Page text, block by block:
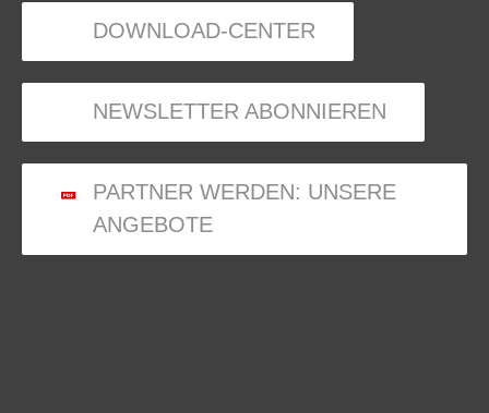
DOWNLOAD-CENTER
NEWSLETTER ABONNIEREN
PARTNER WERDEN: UNSERE
ANGEBOTE